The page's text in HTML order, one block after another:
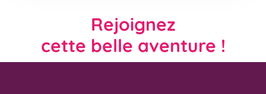
Rejoignez
cette belle aventure !